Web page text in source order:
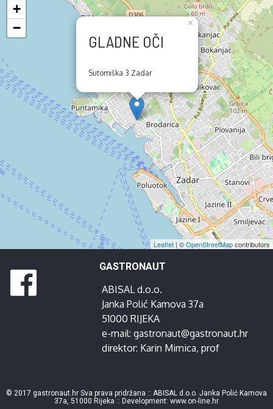
GLADNE OČI
Sutomiška 3 Zadar
×
+
−
Leaflet | ©OpenStreetMapcontributors
GASTRONAUT
ABISAL d.o.o.
Janka Polić Kamova 37a
51000 RIJEKA
e-mail: gastronaut@gastronaut.hr
direktor: Karin Mimica, prof
© 2017 gastronaut.hr Sva prava pridržana :: ABISAL d.o.o. Janka Polić Kamova
37a, 51000 Rijeka :: Development: www.on-line.hr